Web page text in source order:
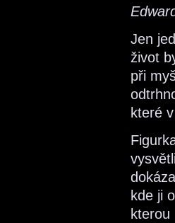
Jen
život
při
které
kde ji
kterou